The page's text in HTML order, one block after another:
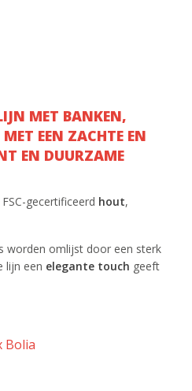
MET BANKEN,
EEN ZACHTE EN
EN DUURZAME
gecertificeerd hout,
worden omlijst door een sterk
lijn een elegante touch geeft
Bolia